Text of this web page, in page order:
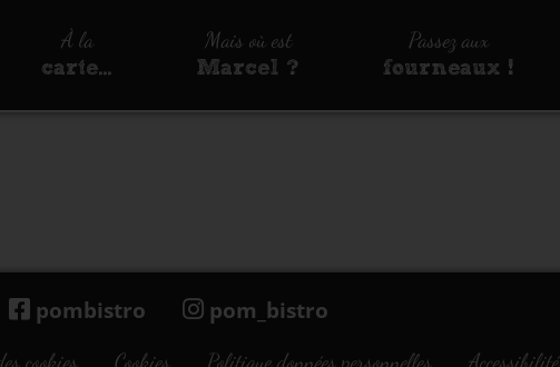
À la
carte…
Mais où est
Marcel ?
Passez aux
fourneaux !
pombistro pom_bistro
cookies Cookies Politique données personnelles Accessibilité